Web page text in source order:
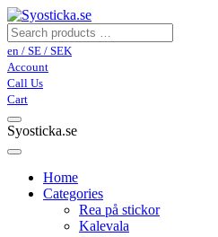
en / SE / SEK
Account
Call Us
Cart
Syosticka.se
Home
Categories
Rea på stickor
Kalevala